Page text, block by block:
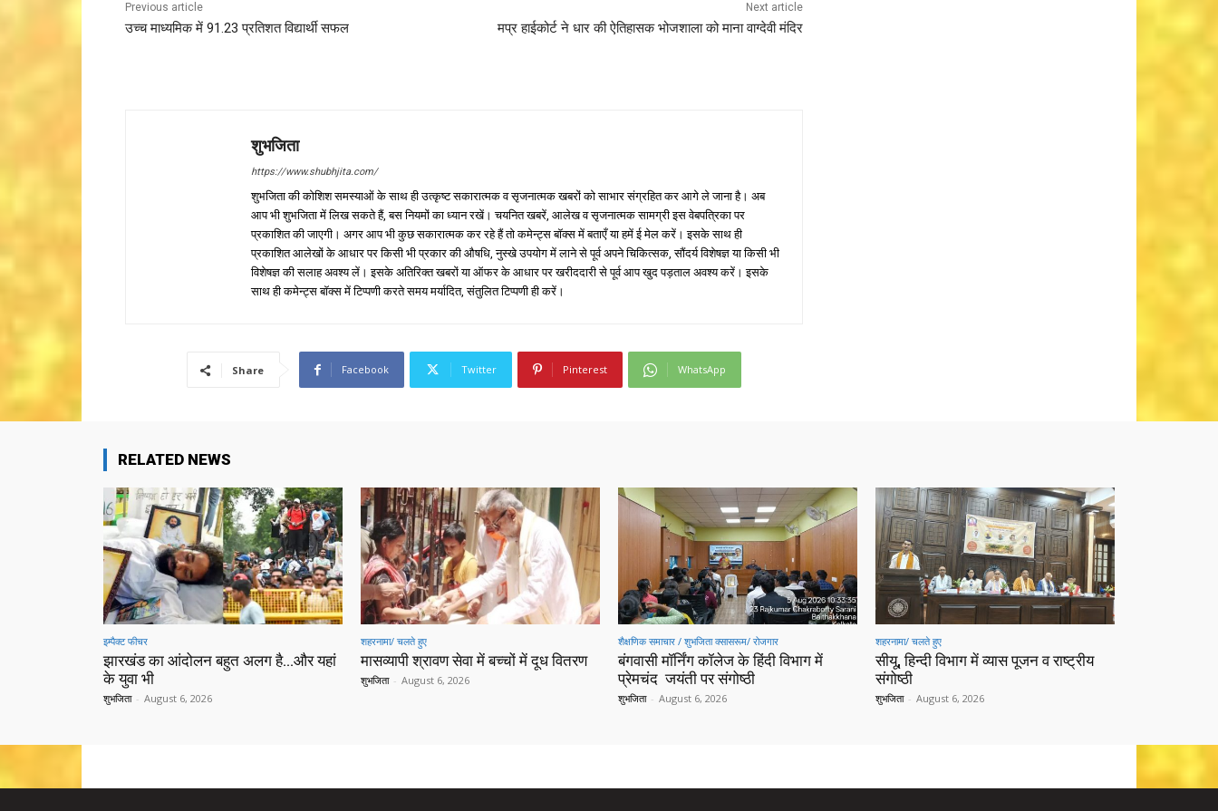
Previous article
उच्च माध्यमिक में 91.23 प्रतिशत विद्यार्थी सफल
Next article
मप्र हाईकोर्ट ने धार की ऐतिहासक भोजशाला को माना वाग्देवी मंदिर
शुभजिता
https://www.shubhjita.com/
शुभजिता की कोशिश समस्याओं के साथ ही उत्कृष्ट सकारात्मक व सृजनात्मक खबरों को साभार संग्रहित कर आगे ले जाना है। अब
आप भी शुभजिता में लिख सकते हैं, बस नियमों का ध्यान रखें। चयनित खबरें, आलेख व सृजनात्मक सामग्री इस वेबपत्रिका पर
प्रकाशित की जाएगी। अगर आप भी कुछ सकारात्मक कर रहे हैं तो कमेन्ट्स बॉक्स में बताएँ या हमें ई मेल करें। इसके साथ ही
प्रकाशित आलेखों के आधार पर किसी भी प्रकार की औषधि, नुस्खे उपयोग में लाने से पूर्व अपने चिकित्सक, सौंदर्य विशेषज्ञ या किसी भी
विशेषज्ञ की सलाह अवश्य लें। इसके अतिरिक्त खबरों या ऑफर के आधार पर खरीददारी से पूर्व आप खुद पड़ताल अवश्य करें। इसके
साथ ही कमेन्ट्स बॉक्स में टिप्पणी करते समय मर्यादित, संतुलित टिप्पणी ही करें।
Share Facebook Twitter Pinterest WhatsApp
RELATED NEWS
इम्पैक्ट फीचर
झारखंड का आंदोलन बहुत अलग है…और यहां
के युवा भी
शुभजिता - August 6, 2026
शहरनामा/ चलते हुए
मासव्यापी श्रावण सेवा में बच्चों में दूध वितरण
शुभजिता - August 6, 2026
शैक्षणिक समाचार / शुभजिता क्सासरूम/ रोजगार
बंगवासी मॉर्निंग कॉलेज के हिंदी विभाग में
प्रेमचंद जयंती पर संगोष्ठी
शुभजिता - August 6, 2026
शहरनामा/ चलते हुए
सीयू, हिन्दी विभाग में व्यास पूजन व राष्ट्रीय
संगोष्ठी
शुभजिता - August 6, 2026